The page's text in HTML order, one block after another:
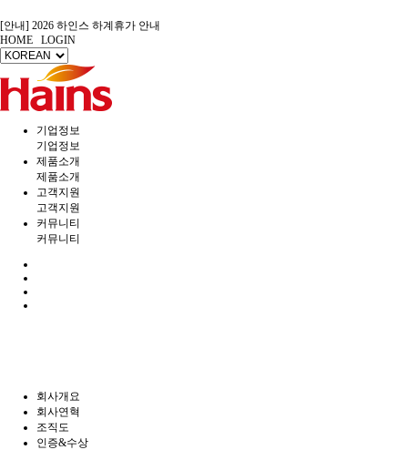
[안내] 2026 하인스 하계휴가 안내
[안내] 2026년 7월 제헌절 배차 안내
[안내] 2026년 5월 연휴 배송 안내
[안내] 2026 설날 연휴 배송 안내
[안내] 2025 연말 휴일 안내문
[출고] ◆ 제품 출고 안내 ◆
[보듬서비스] AS 현장 직접 방문으로 책임을 다하는 고객 감동 서비스
[㈜하인스] 홈페이지 리뉴얼 안내
[안내] 2026 하인스 하계휴가 안내
HOME LOGIN
기업정보
기업정보
제품소개
제품소개
고객지원
고객지원
커뮤니티
커뮤니티
회사개요
회사연혁
조직도
인증&수상